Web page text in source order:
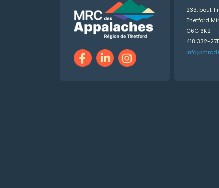
233, boul.
Thetford
G6G 6K2
418 332-